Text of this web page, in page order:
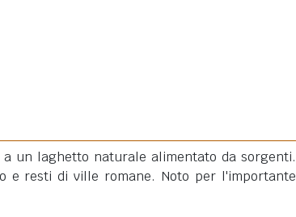
un laghetto naturale alimentato da sorgenti.
e resti di ville romane. Noto per l'importante